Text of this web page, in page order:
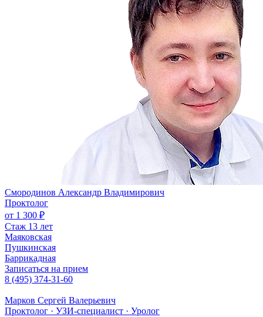
Смородинов Александр Владимирович
Проктолог
от 1 300 ₽
Стаж 13 лет
Маяковская
Пушкинская
Баррикадная
Записаться на прием
8 (495) 374-31-60
Марков Сергей Валерьевич
Проктолог · УЗИ-специалист · Уролог